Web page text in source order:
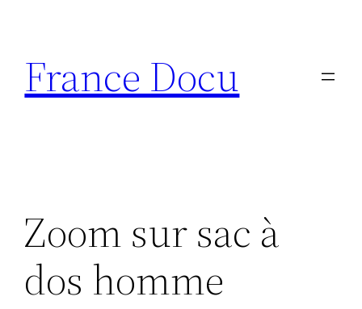
contenu
France Docu
Zoom sur sac à
dos homme